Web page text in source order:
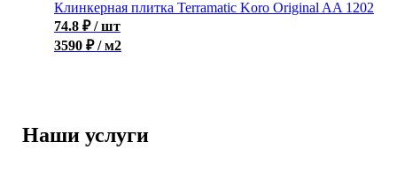
Клинкерная плитка Terramatic Koro Original AA 1202
74.8 ₽ / шт
3590 ₽ / м2
Наши услуги